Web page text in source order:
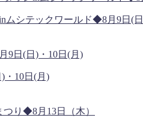
ムシテックワールド◆8月9日(
・10日(月)